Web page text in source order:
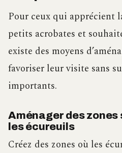
Pour ceux qui apprécient
petits acrobates et
existe des moyens
favoriser leur visite sans
importants.
Aménager des
les écureuils
Créez des zones où les